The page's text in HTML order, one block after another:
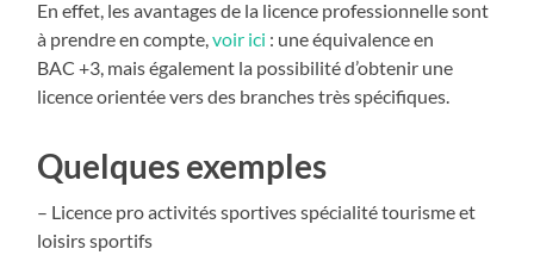
En effet, les avantages de la licence professionnelle sont
à prendre en compte,voir ici : une équivalence en
BAC +3, mais également la possibilité d’obtenir une
licence orientée vers des branches très spécifiques.
Quelques exemples
– Licence pro activités sportives spécialité tourisme et
loisirs sportifs